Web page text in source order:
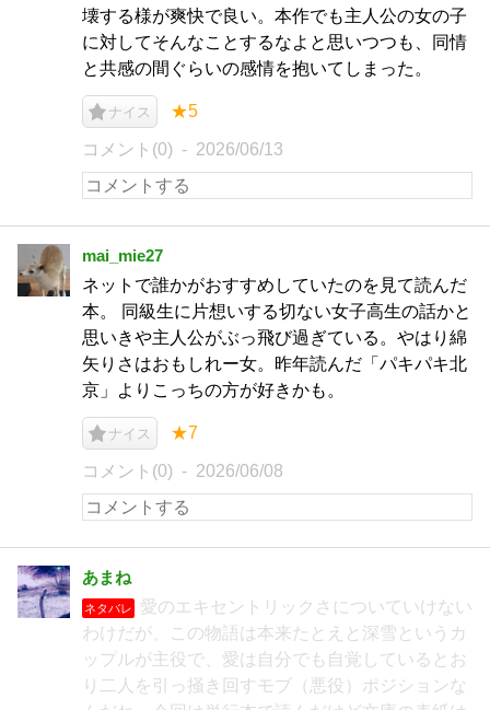
壊する様が爽快で良い。本作でも主人公の女の子
に対してそんなことするなよと思いつつも、同情
と共感の間ぐらいの感情を抱いてしまった。
ナイス ★5
コメント(0) 2026/06/13
mai_mie27
ネットで誰かがおすすめしていたのを見て読んだ
本。 同級生に片想いする切ない女子高生の話かと
思いきや主人公がぶっ飛び過ぎている。やはり綿
矢りさはおもしれー女。昨年読んだ「パキパキ北
京」よりこっちの方が好きかも。
ナイス ★7
コメント(0) 2026/06/08
あまね
ネタバレ
愛のエキセントリックさについていけない
わけだが、この物語は本来たとえと深雪というカ
ップルが主役で、愛は自分でも自覚しているとお
り二人を引っ掻き回すモブ（悪役）ポジションな